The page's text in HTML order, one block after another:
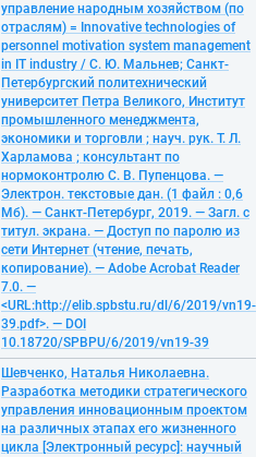
управление народным хозяйством (по
отраслям) = Innovative technologies of
personnel motivation system management
in IT industry / С. Ю. Мальнев; Санкт-
Петербургский политехнический
университет Петра Великого, Институт
промышленного менеджмента,
экономики и торговли ; науч. рук. Т. Л.
Харламова ; консультант по
нормоконтролю С. В. Пупенцова. —
Электрон. текстовые дан. (1 файл : 0,6
Мб). — Санкт-Петербург, 2019. — Загл. с
титул. экрана. — Доступ по паролю из
сети Интернет (чтение, печать,
копирование). — Adobe Acrobat Reader
7.0. —
<URL:http://elib.spbstu.ru/dl/6/2019/vn19-
39.pdf>. — DOI
10.18720/SPBPU/6/2019/vn19-39
Шевченко, Наталья Николаевна.
Разработка методики стратегического
управления инновационным проектом
на различных этапах его жизненного
цикла [Электронный ресурс]: научный